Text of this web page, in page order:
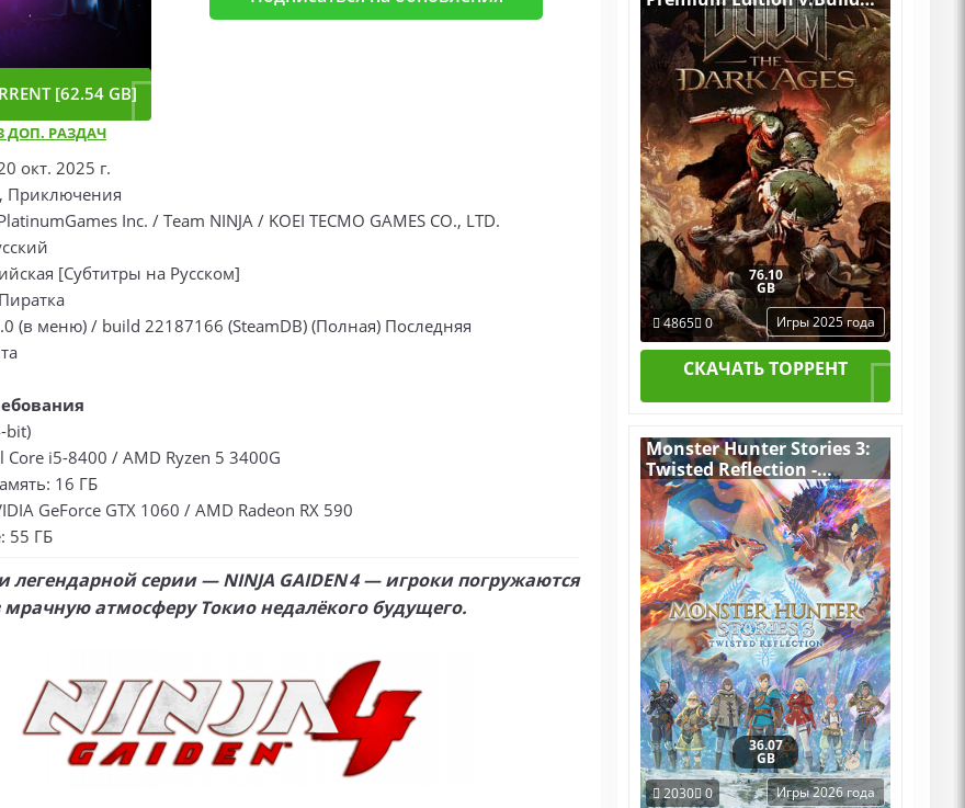
[62.54 GB]
ДОП. РАЗДАЧ
окт. 2025 г.
Приключения
Inc. / Team NINJA / KOEI TECMO GAMES CO., LTD.
[Субтитры на Русском]
Пиратка
(в меню) / build 22187166 (SteamDB) (Полная) Последняя
bit)
Core i5-8400 / AMD Ryzen 5 3400G
16 ГБ
GeForce GTX 1060 / AMD Radeon RX 590
55 ГБ
легендарной серии — NINJA GAIDEN 4 — игроки погружаются
мрачную атмосферу Токио недалёкого будущего.
20760608 [RUS|ENG] (2025)
PC RePack от FitGirl + все
DLC
76.10
GB
4865 0 Игры 2025 года
СКАЧАТЬ ТОРРЕНТ
Monster Hunter Stories 3:
Twisted Reflection -
Premium Deluxe Edition
v.Build 22373924
[RUS|ENG] (2026) PC
Пиратка Portable + All
DLCs
36.07
GB
2030 0 Игры 2026 года